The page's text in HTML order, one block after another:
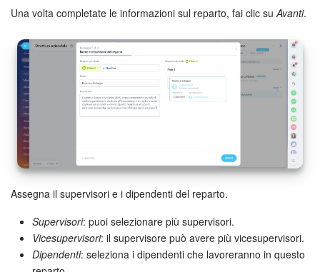
INIZIA GRATIS
ACCEDI
Una volta completate le informazioni sul reparto, fai clic su Avanti.
Assegna il supervisori e i dipendenti del reparto.
Supervisori: puoi selezionare più supervisori.
Vicesupervisori: il supervisore può avere più vicesupervisori.
Dipendenti: seleziona i dipendenti che lavoreranno in questo